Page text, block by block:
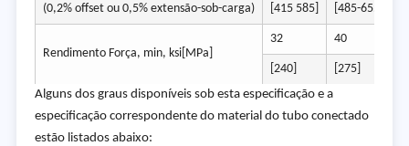
(0,2% offset ou 0,5% extensão-sob-carga) [415 585] [485-655]
Rendimento Força, min, ksi[MPa]
32 40
[240]
[275]
Alguns dos graus disponíveis sob esta especificação e a
especificação correspondente do material do tubo conectado
estão listados abaixo: